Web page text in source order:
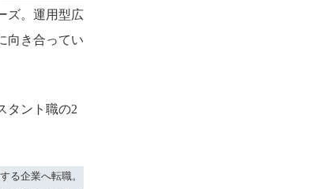
ズ。運用型広
向き合ってい
タント職の2
る企業へ転職。